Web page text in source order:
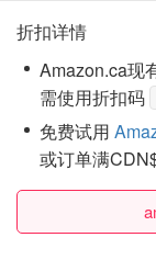
折扣详情
Amazon.ca现
需使用折扣码
免费试用
或订单满